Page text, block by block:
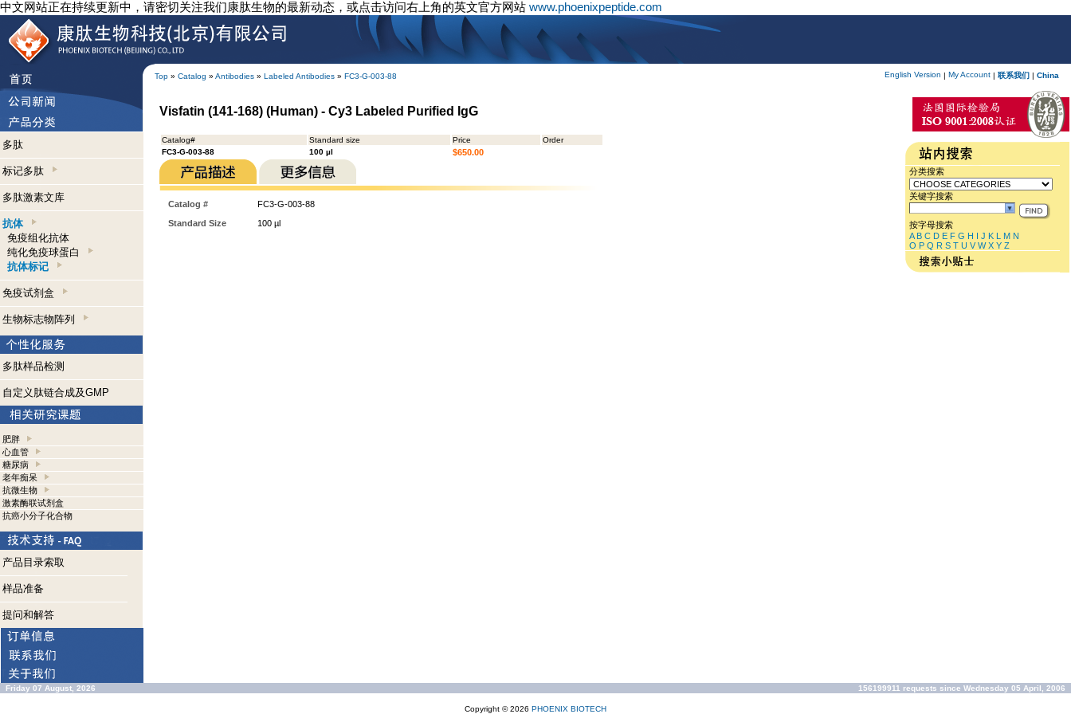
中文网站正在持续更新中，请密切关注我们康肽生物的最新动态，或点击访问右上角的英文官方网站 www.phoenixpeptide.com
Top » Catalog » Antibodies » Labeled Antibodies » FC3-G-003-88 English Version | My Account | 联系我们 | China
多肽
标记多肽
多肽激素文库
抗体
免疫组化抗体
纯化免疫球蛋白
抗体标记
免疫试剂盒
生物标志物阵列
多肽样品检测
自定义肽链合成及GMP
肥胖
心血管
糖尿病
老年痴呆
抗微生物
激素酶联试剂盒
抗癌小分子化合物
产品目录索取
样品准备
提问和解答
Visfatin (141-168) (Human) - Cy3 Labeled Purified IgG
Catalog# Standard size Price
Order
FC3-G-003-88
100 µl $650.00
Catalog #
FC3-G-003-88
Standard Size
100 µl
分类搜索
关键字搜索
按字母搜索
A B C D E F G H I J K L M N
O P Q R S T U V W X Y Z
Friday 07 August, 2026 156199911 requests since Wednesday 05 April, 2006
Copyright © 2026 PHOENIX BIOTECH